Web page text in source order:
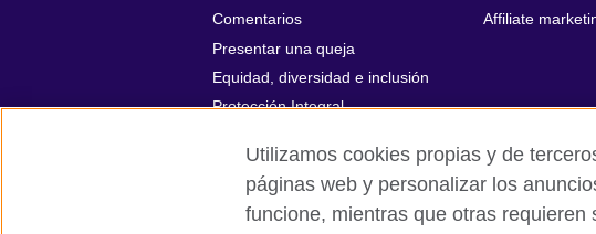
Comentarios
Presentar una queja
Equidad, diversidad e inclusión
Protección Integral
Affiliate
British Council global Políticas de privacidad y
Utilizamos cookies propias y de
páginas web y personalizar los
funcione, mientras que otras